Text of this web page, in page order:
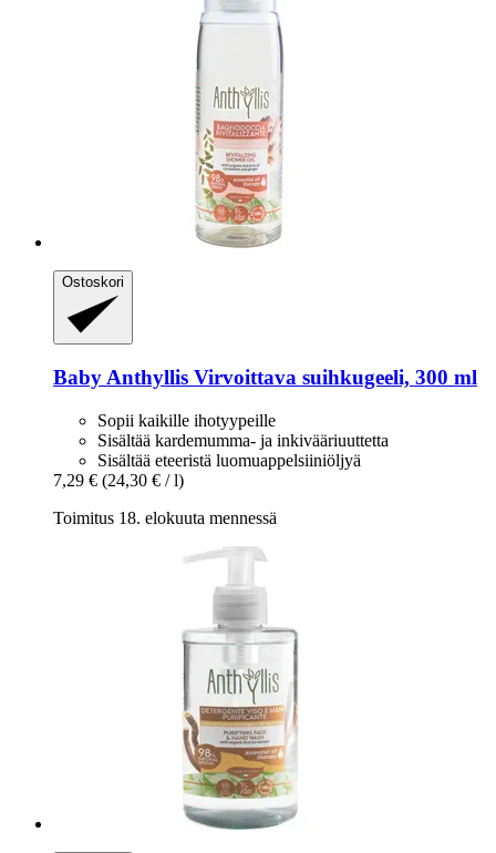
Ostoskori
Baby Anthyllis Virvoittava suihkugeeli, 300 ml
Sopii kaikille ihotyypeille
Sisältää kardemumma- ja inkivääriuuttetta
Sisältää eteeristä luomuappelsiiniöljyä
7,29 € (24,30 € / l)
Toimitus 18. elokuuta mennessä